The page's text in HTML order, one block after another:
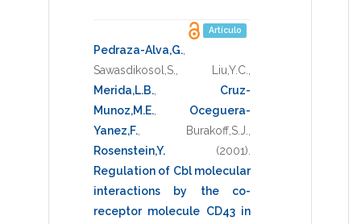
Artículo
Pedraza-Alva,G.
Sawasdikosol,S.
Liu,Y.C.
Merida,L.B.
Cruz-
Munoz,M.E.
Oceguera-
Yanez,F.
Burakoff,S.J.
Rosenstein,Y.
(2001)
Regulation of Cbl molecular
interactions by the co-
receptor molecule CD43 in